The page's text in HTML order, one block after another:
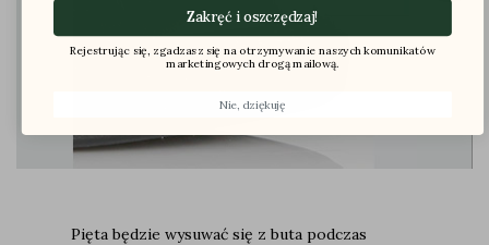
Pięta będzie wysuwać się z buta podczas
Zakręć i oszczędzaj!
Rejestrując się, zgadzasz się na otrzymywanie naszych komunikatów
marketingowych drogą mailową.
Nie, dziękuję